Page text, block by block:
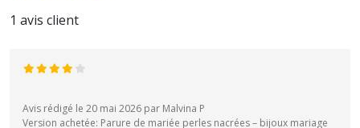
1 avis client
Avis rédigé le 20 mai 2026 par Malvina P
Version achetée: Parure de mariée perles nacrées – bijoux mariage